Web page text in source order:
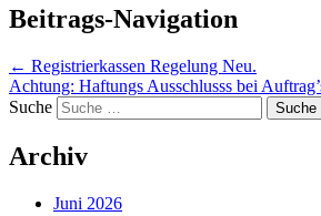
Beitrags-Navigation
← Registrierkassen Regelung Neu.
Achtung: Haftungs Ausschlusss bei
Suche
Archiv
Juni 2026